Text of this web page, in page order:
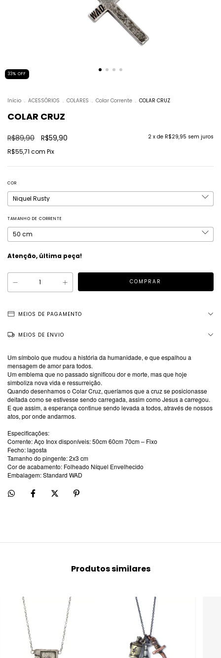
33% OFF
Início . ACESSÓRIOS . COLARES . Colar Corrente . COLAR CRUZ
COLAR CRUZ
R$89,90 R$59,90 2 x de R$29,95 sem juros
R$55,71 com Pix
COR
TAMANHO DE CORRENTE
Atenção, última peça!
MEIOS DE PAGAMENTO
MEIOS DE ENVIO
Um símbolo que mudou a história da humanidade, e que espalhou a
mensagem de amor para todos.
Um emblema que no passado significou dor e morte, mas que hoje
simboliza nova vida e ressurreição.
Quando desenhamos o Colar Cruz, queríamos que a cruz se posicionasse
deitada como se estivesse sendo carregada, assim como Jesus a carregou.
E que assim, a esperança continue sendo levada a todos, através de nossos
atos, por onde andarmos.
Especificações:
Corrente: Aço Inox disponíveis: 50cm 60cm 70cm – Fixo
Fecho: lagosta
Tamanho do pingente: 2x3 cm
Cor de acabamento: Folheado Níquel Envelhecido
Embalagem: Standard WAD
Produtos similares